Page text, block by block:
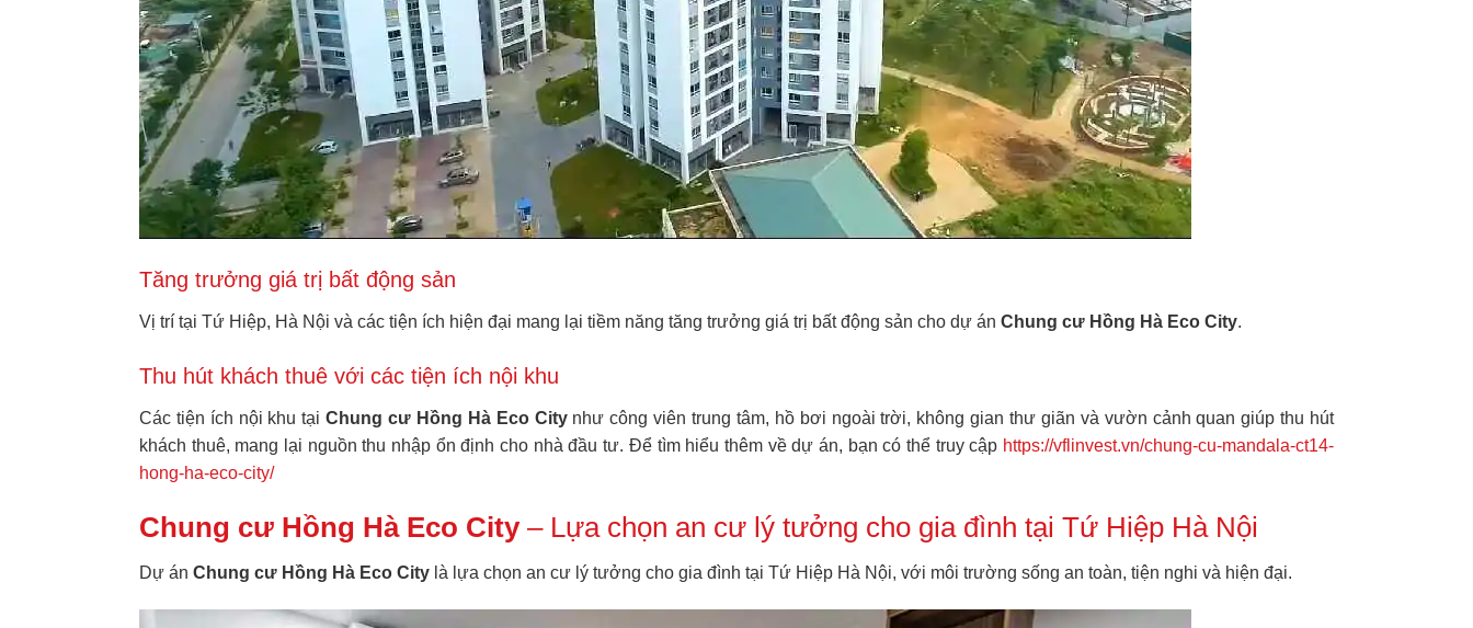
Tăng trưởng giá trị bất động sản
Vị trí tại Tứ Hiệp, Hà Nội và các tiện ích hiện đại mang lại tiềm năng tăng trưởng giá trị bất động sản cho dự án Chung cư Hồng Hà Eco City.
Thu hút khách thuê với các tiện ích nội khu
Các tiện ích nội khu tạiChung cư Hồng Hà Eco Citynhư công viên trung tâm, hồ bơi ngoài trời, không gian thư giãn và vườn cảnh quan giúp thu hút
khách thuê, mang lại nguồn thu nhập ổn định cho nhà đầu tư. Để tìm hiểu thêm về dự án, bạn có thể truy cập https://vflinvest.vn/chung-cu-mandala-ct14-
hong-ha-eco-city/
Chung cư Hồng Hà Eco City– Lựa chọn an cư lý tưởng cho gia đình tại Tứ Hiệp Hà Nội
Dự án Chung cư Hồng Hà Eco City là lựa chọn an cư lý tưởng cho gia đình tại Tứ Hiệp Hà Nội, với môi trường sống an toàn, tiện nghi và hiện đại.